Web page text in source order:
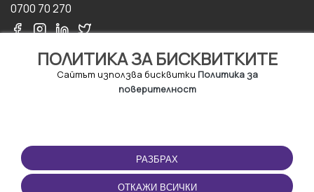
ПОЛИТИКА ЗА БИСКВИТКИТЕ
Сайтът използва бисквитки Политика за
поверителност
РАЗБРАХ
ОТКАЖИ ВСИЧКИ
0700 70 270
ПОЛЗВАНЕ
Правила и условия за
ползване
ПРИЛОЖЕНИЕТО